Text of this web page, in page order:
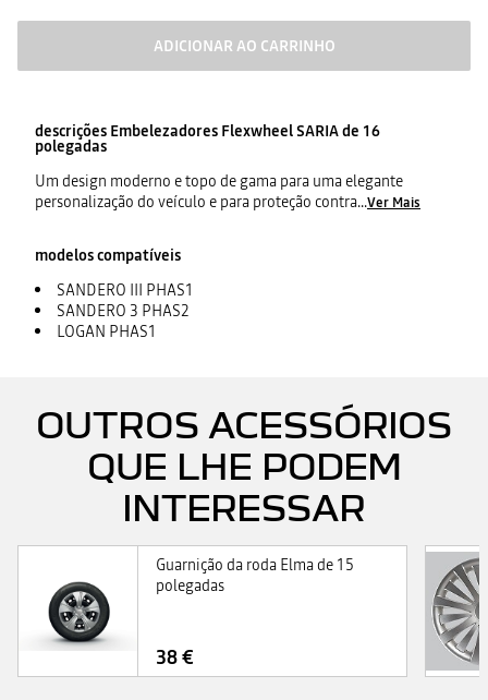
ADICIONAR AO CARRINHO
descrições Embelezadores Flexwheel SARIA de 16
polegadas
Um design moderno e topo de gama para uma elegante
personalização do veículo e para proteção contra...Ver Mais
modelos compatíveis
SANDERO III PHAS1
SANDERO 3 PHAS2
LOGAN PHAS1
OUTROS ACESSÓRIOS
QUE LHE PODEM
INTERESSAR
Guarnição da roda Elma de 15
polegadas
38 €